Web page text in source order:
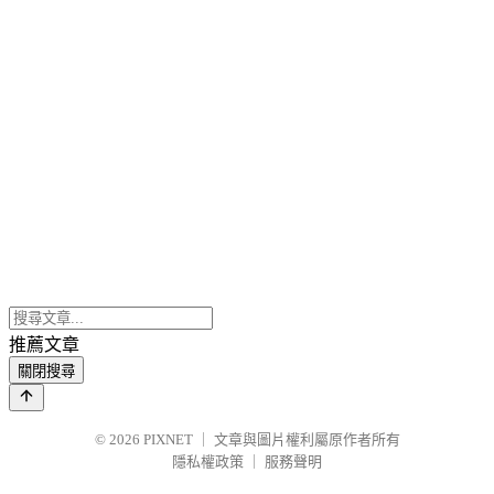
推薦文章
關閉搜尋
© 2026 PIXNET
文章與圖片權利屬原作者所有
隱私權政策
服務聲明